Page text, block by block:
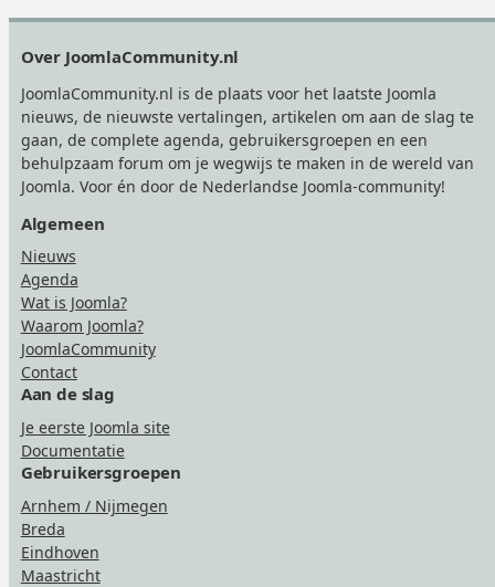
Over JoomlaCommunity.nl
JoomlaCommunity.nl is de plaats voor het laatste Joomla
nieuws, de nieuwste vertalingen, artikelen om aan de slag te
gaan, de complete agenda, gebruikersgroepen en een
behulpzaam forum om je wegwijs te maken in de wereld van
Joomla. Voor én door de Nederlandse Joomla-community!
Algemeen
Nieuws
Agenda
Wat is Joomla?
Waarom Joomla?
JoomlaCommunity
Contact
Aan de slag
Je eerste Joomla site
Documentatie
Gebruikersgroepen
Arnhem / Nijmegen
Breda
Eindhoven
Maastricht